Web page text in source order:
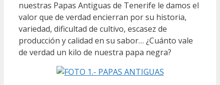
nuestras Papas Antiguas de Tenerife le damos el
valor que de verdad encierran por su historia,
variedad, dificultad de cultivo, escasez de
producción y calidad en su sabor… ¿Cuánto vale
de verdad un kilo de nuestra papa negra?